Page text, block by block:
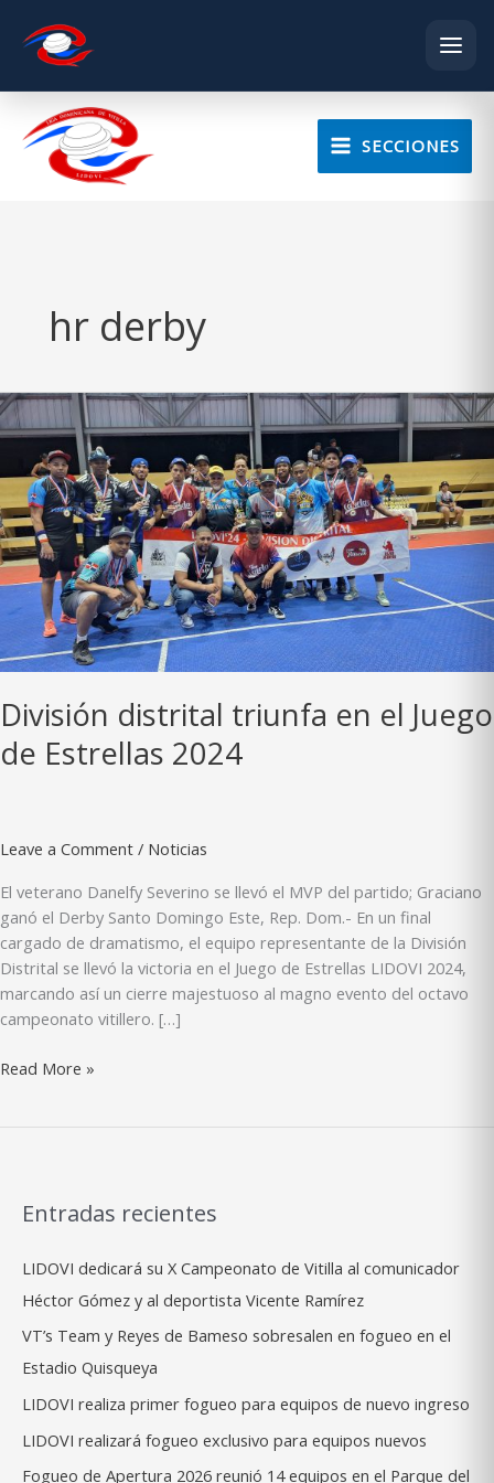
content
SECCIONES
hr derby
División distrital triunfa en el Juego
de Estrellas 2024
Leave a Comment / Noticias
El veterano Danelfy Severino se llevó el MVP del partido; Graciano
ganó el Derby Santo Domingo Este, Rep. Dom.- En un final
cargado de dramatismo, el equipo representante de la División
Distrital se llevó la victoria en el Juego de Estrellas LIDOVI 2024,
marcando así un cierre majestuoso al magno evento del octavo
campeonato vitillero. […]
División
2024
Read More »
Entradas recientes
LIDOVI dedicará su X Campeonato de Vitilla al comunicador
Héctor Gómez y al deportista Vicente Ramírez
VT’s Team y Reyes de Bameso sobresalen en fogueo en el
Estadio Quisqueya
LIDOVI realiza primer fogueo para equipos de nuevo ingreso
LIDOVI realizará fogueo exclusivo para equipos nuevos
Fogueo de Apertura 2026 reunió 14 equipos en el Parque del